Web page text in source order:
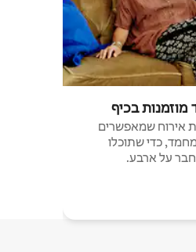
בכיף
אירוח שמאפשרים
כדי שתוכלו
על ארבע.